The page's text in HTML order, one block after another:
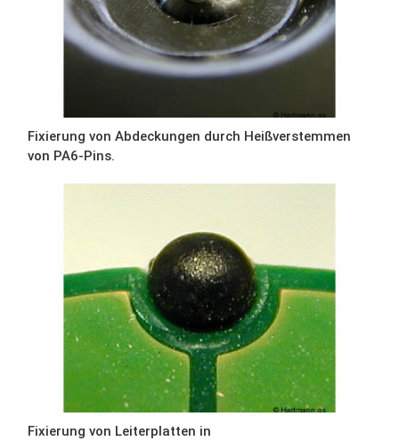
Fixierung von Abdeckungen durch Heißverstemmen
von PA6-Pins.
Fixierung von Leiterplatten in